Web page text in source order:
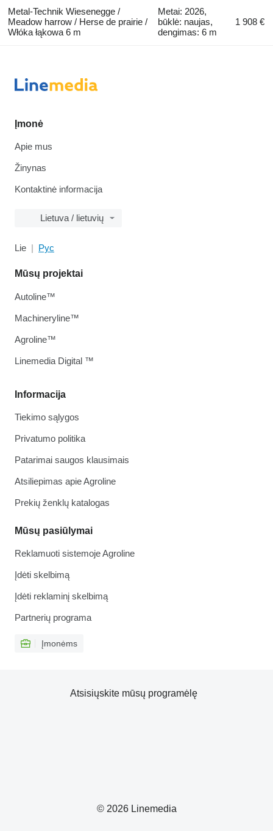
Metal-Technik Wiesenegge /
Meadow harrow / Herse de prairie /
Włóka łąkowa 6 m
Metai: 2026,
būklė: naujas,
dengimas: 6 m
1 908 €
Įmonė
Apie mus
Žinynas
Kontaktinė informacija
Lietuva / lietuvių
Lie Рус
Informacija
Tiekimo sąlygos
Privatumo politika
Patarimai saugos klausimais
Atsiliepimas apie Agroline
Prekių ženklų katalogas
Mūsų pasiūlymai
Reklamuoti sistemoje Agroline
Įdėti skelbimą
Įdėti reklaminį skelbimą
Partnerių programa
Įmonėms
Mūsų projektai
Autoline™
Machineryline™
Agroline™
Linemedia Digital ™
© 2026 Linemedia
Atsisiųskite mūsų programėlę